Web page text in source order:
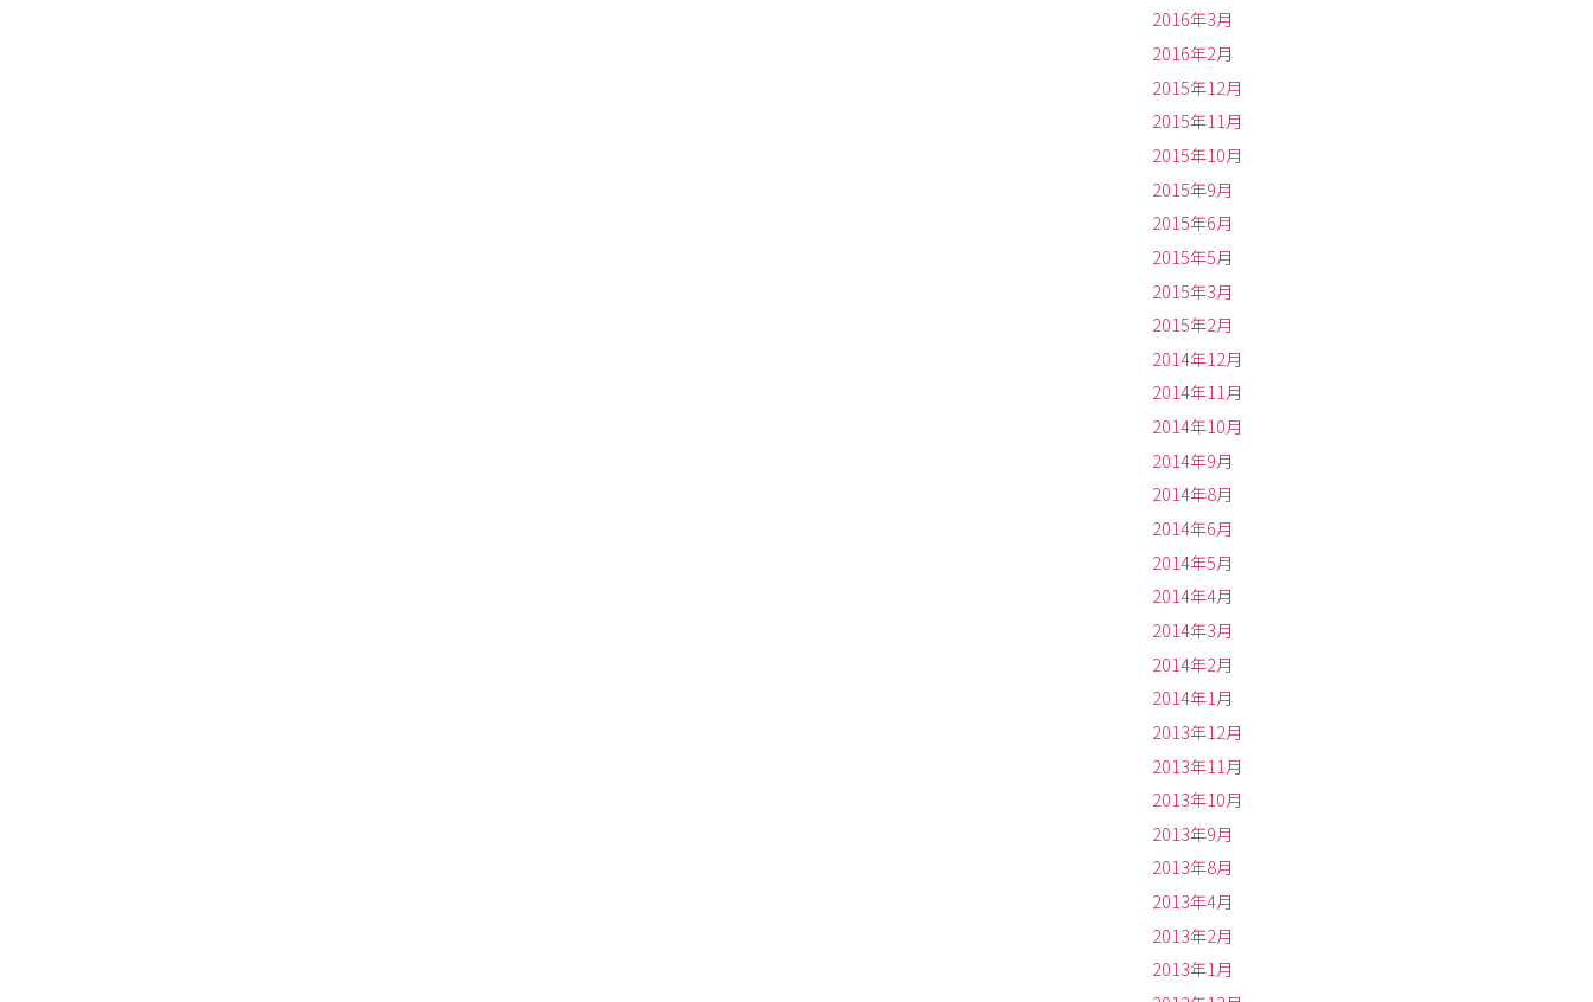
2016年3月
2016年2月
2015年12月
2015年11月
2015年10月
2015年9月
2015年6月
2015年5月
2015年3月
2015年2月
2014年12月
2014年11月
2014年10月
2014年9月
2014年8月
2014年6月
2014年5月
2014年4月
2014年3月
2014年2月
2014年1月
2013年12月
2013年11月
2013年10月
2013年9月
2013年8月
2013年4月
2013年2月
2013年1月